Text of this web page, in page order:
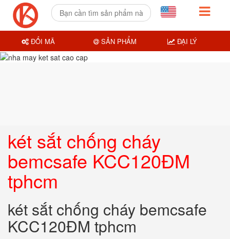
két sắt chống cháy
bemcsafe KCC120ĐM
tphcm
két sắt chống cháy bemcsafe
KCC120ĐM tphcm
ĐỔI MÃ SẢN PHẨM ĐẠI LÝ